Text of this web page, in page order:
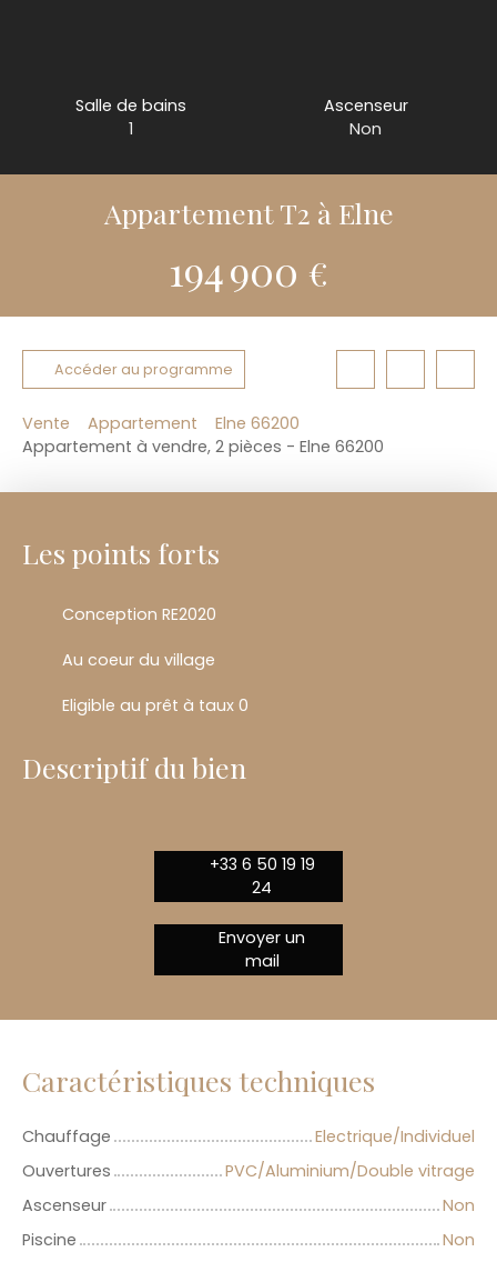
Salle de bains
1
Ascenseur
Non
Appartement T2 à Elne
194 900 €
Accéder au programme
Vente Appartement
Elne 66200
Appartement à vendre, 2 pièces - Elne 66200
Les points forts
Conception RE2020
Au coeur du village
Eligible au prêt à taux 0
Descriptif du bien
+33 6 50 19 19
24
Envoyer un
mail
Caractéristiques techniques
Chauffage
Electrique/Individuel
Ouvertures
PVC/Aluminium/Double vitrage
Ascenseur
Non
Piscine
Non